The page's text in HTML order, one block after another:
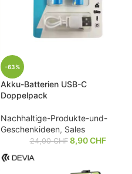
-63%
Akku-Batterien USB-C
Doppelpack
Nachhaltige-Produkte-und-
Geschenkideen, Sales
24,00CHF 8,90CHF